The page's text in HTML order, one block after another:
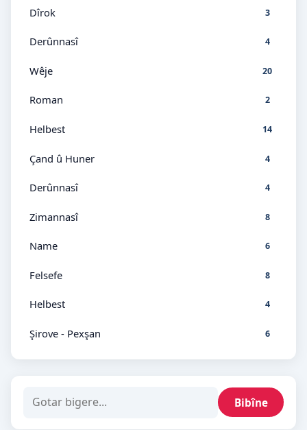
Dîrok 3
Derûnnasî 4
Wêje 20
Roman 2
Helbest 14
Çand û Huner 4
Derûnnasî 4
Zimannasî 8
Name 6
Felsefe 8
Helbest 4
Şirove - Pexşan 6
Bibîne